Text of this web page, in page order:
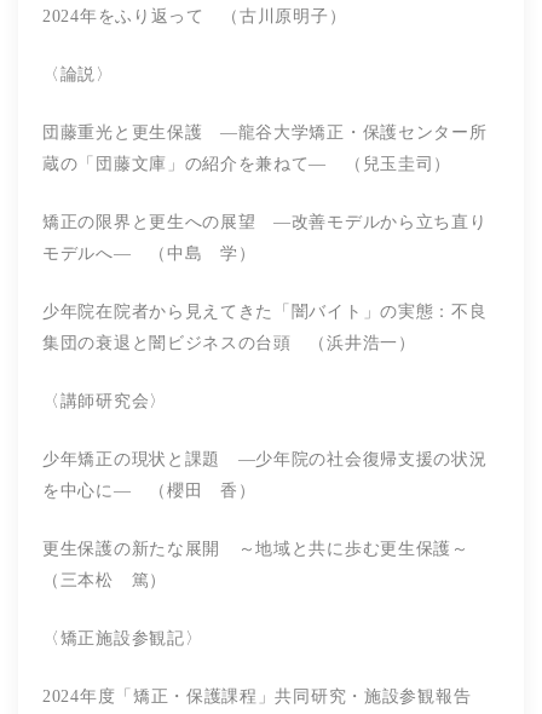
2024年をふり返って （古川原明子）
〈論説〉
団藤重光と更生保護 ―龍谷大学矯正・保護センター所
蔵の「団藤文庫」の紹介を兼ねて― （兒玉圭司）
矯正の限界と更生への展望 ―改善モデルから立ち直り
モデルへ― （中島 学）
少年院在院者から見えてきた「闇バイト」の実態：不良
集団の衰退と闇ビジネスの台頭 （浜井浩一）
〈講師研究会〉
少年矯正の現状と課題 ―少年院の社会復帰支援の状況
を中心に― （櫻田 香）
更生保護の新たな展開 ～地域と共に歩む更生保護～
（三本松 篤）
〈矯正施設参観記〉
2024年度「矯正・保護課程」共同研究・施設参観報告